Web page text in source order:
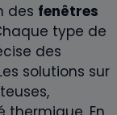
des fenêtres
type de
des
solutions sur